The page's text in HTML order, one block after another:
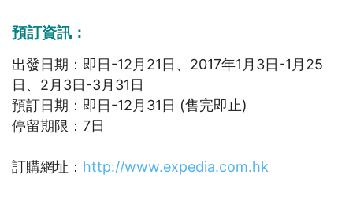
預訂資訊：
出發日期：即日-12月21日、2017年1月3日-1月25
日、2月3日-3月31日
預訂日期：即日-12月31日 (售完即止)
停留期限：7日
訂購網址： http://www.expedia.com.hk